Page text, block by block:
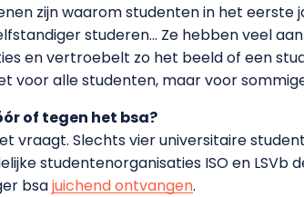
zijn waarom studenten in het
studeren… Ze hebben veel
en vertroebelt zo het beeld of een
voor alle studenten, maar voor
of tegen het bsa?
vraagt. Slechts vier universitaire
studentenorganisaties ISO en
bsajuichend ontvangen.